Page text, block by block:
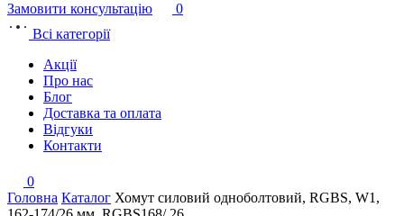
Замовити консультацію
0
Всі категорії
Акції
Про нас
Блог
Доставка та оплата
Відгуки
Контакти
0
Головна Каталог Хомут силовий одноболтовий, RGBS, W1,